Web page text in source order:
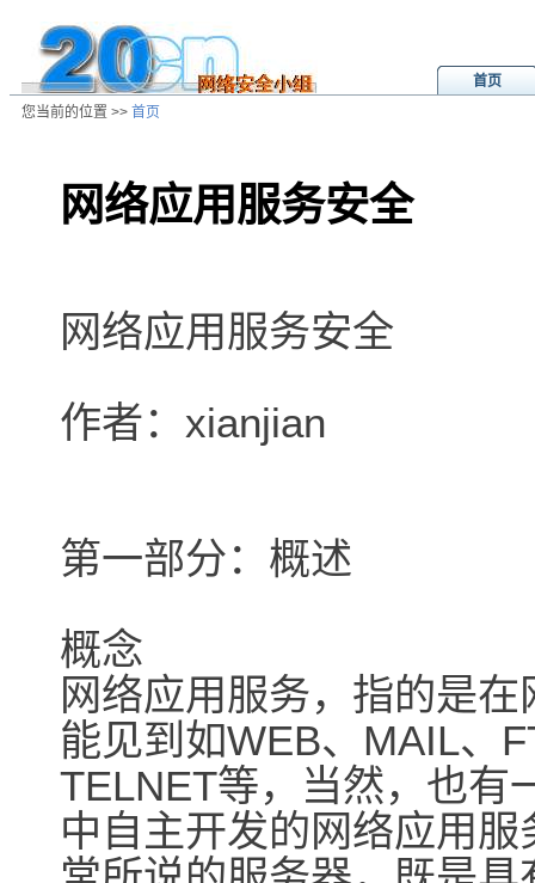
首页
您当前的位置 >> 首页
网络应用服务安全
网络应用服务安全
作者：xianjian
第一部分：概述
概念
网络应用服务，指的是
能见到如WEB、MAIL、
TELNET等，当然，也有
中自主开发的网络应用服